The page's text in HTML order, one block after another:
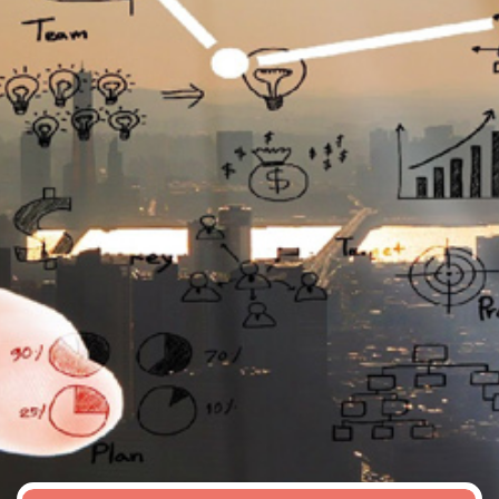
اخبار
مشاغل
با
ما
درباره
ما